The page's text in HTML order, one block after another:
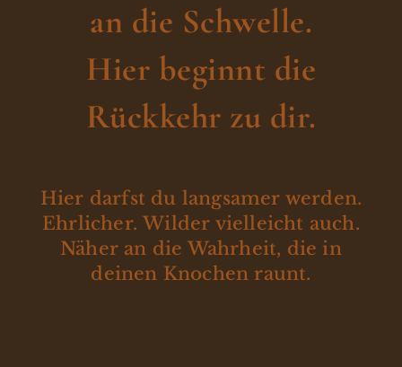
an die Schwelle.
Hier beginnt die
Rückkehr zu dir.
Hier darfst du langsamer werden.
Ehrlicher. Wilder vielleicht auch.
Näher an die Wahrheit, die in
deinen Knochen raunt.